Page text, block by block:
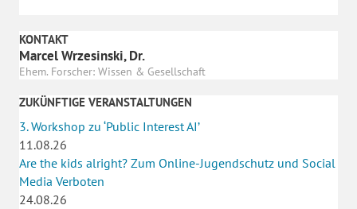
KONTAKT
Marcel Wrzesinski, Dr.
Ehem. Forscher: Wissen & Gesellschaft
ZUKÜNFTIGE VERANSTALTUNGEN
3. Workshop zu ‘Public Interest AI’
11.08.26
Are the kids alright? Zum Online-Jugendschutz und Social
Media Verboten
24.08.26